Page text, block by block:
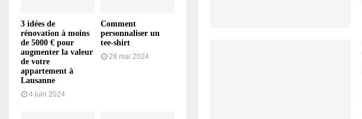
3 idées de
rénovation à moins
de 5000 € pour
augmenter la valeur
de votre
appartement à
Lausanne
4 juin 2024
Comment
personnaliser un
tee-shirt
28 mai 2024